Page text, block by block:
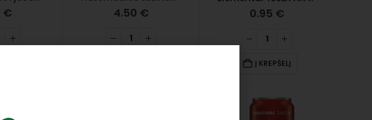
€ 4.50 € 0.95 €
Į KREPŠELĮ